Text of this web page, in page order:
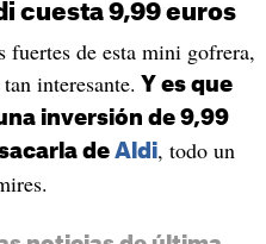
cuesta 9,99 euros
fuertes de esta mini gofrera,
interesante. Y es que
inversión de 9,99
de Aldi, todo un